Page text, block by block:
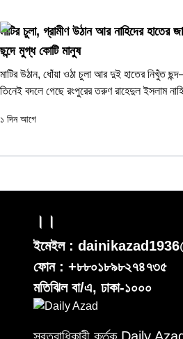
মাটির চুলা, গ্রামীণ উঠান আর নাহিদের হাতের
ছন্দে মুগ্ধ কোটি মানুষ
মাটির উঠান, ধোঁয়া ওঠা চুলা আর দুই হাতের নিখুঁত
তিনেই বদলে গেছে রংপুরের তরুণ রাহেদুল ইসলাম
১ দিন আগে
।।
ইমেইল :
ফোন : +৮৮০১৮৯৮২৭৪৭৩৫
মতিঝিল বা/এ, ঢাকা-১০০০